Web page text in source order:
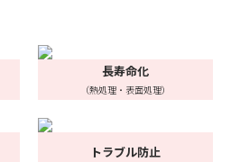
長寿命化
（熱処理・表面処理）
トラブル防止